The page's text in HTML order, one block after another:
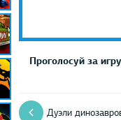
Проголосуй за
Дуэли